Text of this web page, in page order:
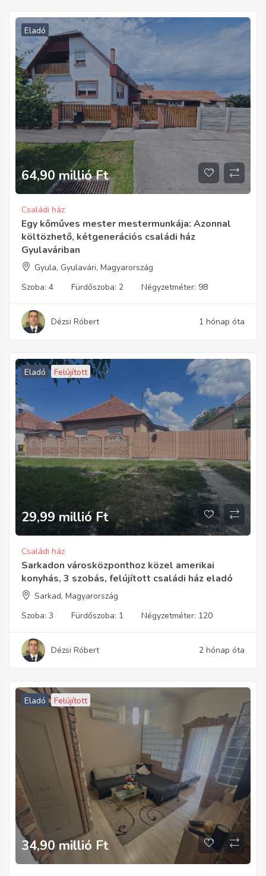
Eladó
64,90 millió Ft
Családi ház
Egy kőműves mester mestermunkája: Azonnal
költözhető, kétgenerációs családi ház
Gyulaváriban
Gyula, Gyulavári, Magyarország
Szoba: 4 Fürdőszoba: 2 Négyzetméter: 98
Dézsi Róbert 1 hónap óta
Eladó Felújított
29,99 millió Ft
Családi ház
Sarkadon városközponthoz közel amerikai
konyhás, 3 szobás, felújított családi ház eladó
Sarkad, Magyarország
Szoba: 3 Fürdőszoba: 1 Négyzetméter: 120
Dézsi Róbert 2 hónap óta
Eladó Felújított
34,90 millió Ft